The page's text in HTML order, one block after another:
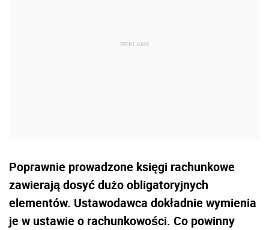
Poprawnie prowadzone księgi rachunkowe
zawierają dosyć dużo obligatoryjnych
elementów. Ustawodawca dokładnie wymienia
je w ustawie o rachunkowości. Co powinny